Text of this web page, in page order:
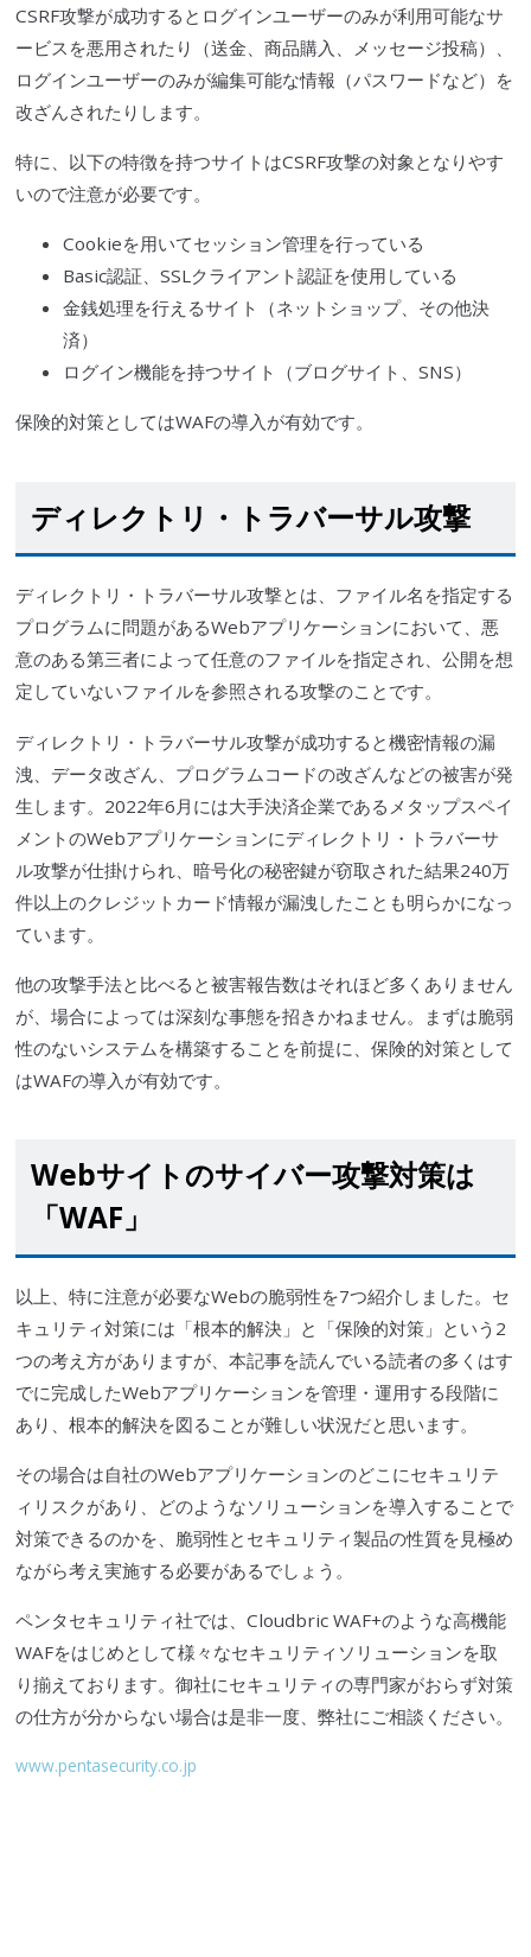
CSRF攻撃が成功するとログインユーザーのみが利用可能なサ
ービスを悪用されたり（送金、商品購入、メッセージ投稿）、
ログインユーザーのみが編集可能な情報（パスワードなど）を
改ざんされたりします。
特に、以下の特徴を持つサイトはCSRF攻撃の対象となりやす
いので注意が必要です。
Cookieを用いてセッション管理を行っている
Basic認証、SSLクライアント認証を使用している
金銭処理を行えるサイト（ネットショップ、その他決
済）
ログイン機能を持つサイト（ブログサイト、SNS）
保険的対策としてはWAFの導入が有効です。
ディレクト リ・トラバーサル攻撃
ディレクト リ・トラバーサル攻撃とは、ファイル名を指定する
プログラムに問題があるWebアプリケーションにおいて、悪
意のある第三者によって任意のファイルを指定され、公開を想
定していないファイルを参照される攻撃のことです。
ディレクト リ・トラバーサル攻撃が成功すると機密情報の漏
洩、データ改ざん、プログラムコードの改ざんなどの被害が発
生します。2022年6月には大手決済企業であるメ タップスペイ
メントのWebアプリケーションにディレクト リ・トラバーサ
ル攻撃が仕掛けられ、暗号化の秘密鍵が窃取された結果240万
件以上のクレジットカード情報が漏洩したことも明らかになっ
ています。
他の攻撃手法と比べると被害報告数はそれほど多くありません
が、場合によっては深刻な事態を招きかねません。まずは脆弱
性のないシステムを構築することを前提に、保険的対策として
はWAFの導入が有効です。
Webサイトのサイバー攻撃対策は
「WAF 」
以上、特に注意が必要なWebの脆弱性を7つ紹介しました。セ
キュリティ対策には「根本的解決」と「保険的対策」という2
つの考え方がありますが、本記事を読んでいる読者の多くはす
でに完成したWebアプリケーションを管理・運用する段階に
あり、根本的解決を図ることが難しい状況だと思います。
その場合は自社のWebアプリケーションのどこにセキュリテ
ィリスクがあり、どのようなソリューションを導入することで
対策できるのかを、 脆弱性とセキュリティ製品の性質を見極め
ながら考え実施する必要があるでしょう。
ペンタセキュリティ社では、Cloudbric WAF+のような高機能
WAFをはじめとして様々なセキュリティソリューションを取
り揃えております。御社にセキュリティの専門家がおらず対策
の仕方が分からない場合は是非一度、弊社にご相談ください。
www.pentasecurity.co.jp